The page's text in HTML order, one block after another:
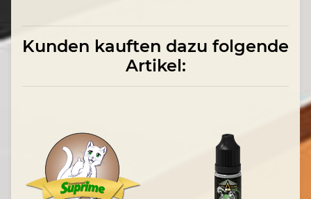
Kunden kauften dazu folgende
Artikel: